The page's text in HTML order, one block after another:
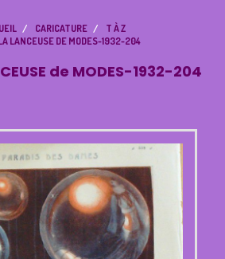
CARICATURE
T À Z
LANCEUSE DE MODES-1932-204
de MODES-1932-204